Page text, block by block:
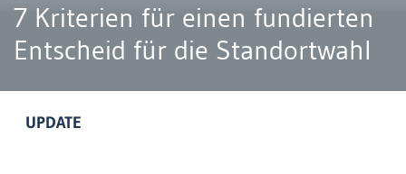
7 Kriterien für einen fundierten
Entscheid für die Standortwahl
UPDATE